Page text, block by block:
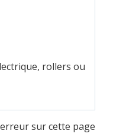
rollers ou
sur cette page